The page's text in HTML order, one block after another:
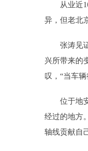
从业近16
异，但老北
张涛见证
兴所带来的
叹，“当车
位于地安
经过的地方
轴线贡献自